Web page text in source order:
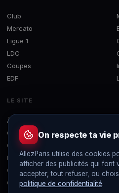
Club
Mercato
Ligue 1
LDC
Coupes
EDF
LE SITE
À propos
Concours
Contact
Mentions légales
Confidentialité
Gérer les cookies
On respecte ta vie
AllezParis utilise des cookies
afficher des publicités qui font
accepter, tout refuser, ou
politique de confidentialité.